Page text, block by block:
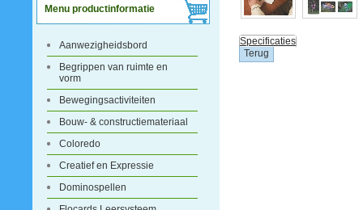
Menu productinformatie
Aanwezigheidsbord
Begrippen van ruimte en
vorm
Bewegingsactiviteiten
Bouw- & constructiemateriaal
Coloredo
Creatief en Expressie
Dominospellen
Specificaties